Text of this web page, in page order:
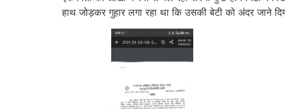
हाथ जोड़कर गुहार लगा रहा था कि उसकी बेटी को अंदर जाने